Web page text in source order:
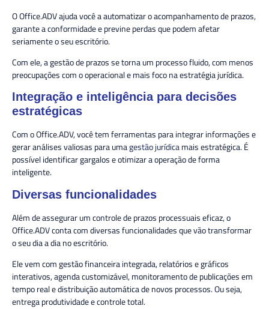
O Office.ADV ajuda você a automatizar o acompanhamento de prazos,
garante a conformidade e previne perdas que podem afetar
seriamente o seu escritório.
Com ele, a gestão de prazos se torna um processo fluido, com menos
preocupações com o operacional e mais foco na estratégia jurídica.
Integração e inteligência para decisões
estratégicas
Com o Office.ADV, você tem ferramentas para integrar informações e
gerar análises valiosas para umagestão jurídicamais estratégica. É
possível identificar gargalos e otimizar a operação de forma
inteligente.
Diversas funcionalidades
Além de assegurar um controle de prazos processuais eficaz, o
Office.ADV conta com diversas funcionalidades que vão transformar
o seu dia a dia no escritório.
Ele vem com gestão financeira integrada, relatórios e gráficos
interativos, agenda customizável, monitoramento de publicações em
tempo real e distribuição automática de novos processos. Ou seja,
entrega produtividade e controle total.